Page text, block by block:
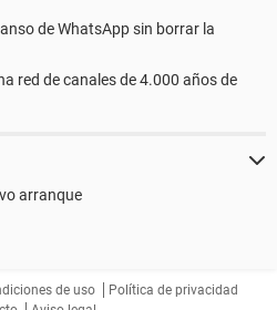
de WhatsApp sin borrar la
red de canales de 4.000 años de
arranque
de uso
Política de privacidad